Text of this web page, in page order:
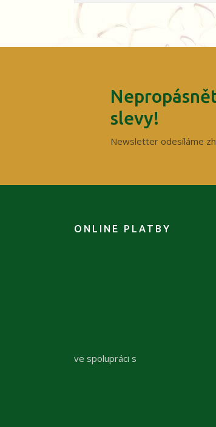
slevy!
Newsletter odesíláme
ONLINE PLATBY
ve spolupráci s